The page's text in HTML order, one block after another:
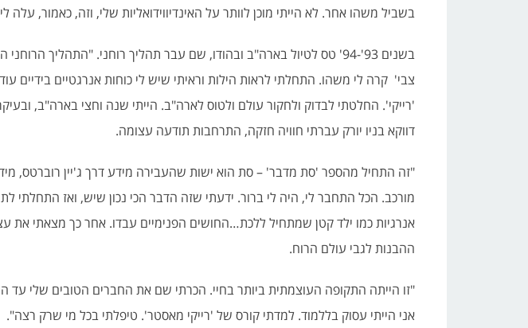
בשביל משהו אחר. לא הייתי מוכן לוותר על האינדיווידואליות שלי, וזה, כאמור, עלה
בשנים 93'-94' טס לטיול בארה"ב ובהודו, שם עבר תהליך רוחני. "התהליך
צבי' קרה לי משהו. התחלתי לראות הילות וראיתי שיש לי כוחות אנרגטיים בידיים
'רייקי'. החלטתי לבדוק ולחקור עולם ולטוס לארה"ב. הייתי שנה וחצי בארה"ב,
דווקא בניו יורק עברתי חוויה חזקה, התרחבות תודעה עצומה.
"זה התחיל מהספר 'סת מדבר' – סת הוא ישות שהעבירה מידע דרך ג'יין רוברטס,
מורכב. הכל התחבר לי, היה לי ברור. ידעתי שזה הדבר הכי נכון שיש, ואז התחלתי
אנרגיות כמו ילד קטן שמתחיל ללכת…החושים הפנימיים עבדו. אחר כך מצאתי את
ההבנות לגבי עולם הרוח.
"זו הייתה התקופה העוצמתית ביותר בחיי. הכרתי שם את החברים הטובים שלי עד
אני הייתי עסוק בללמוד. למדתי קורס של 'רייקי מאסטר'. טיפלתי בכל מי שרק רצה".